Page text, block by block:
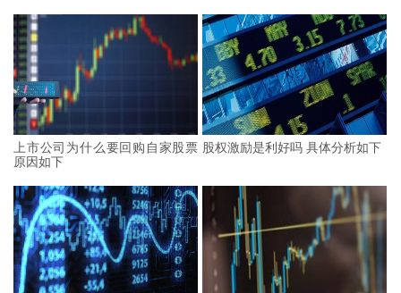
上市公司为什么要回购自家股票
原因如下
股权激励是利好吗 具体分析如下